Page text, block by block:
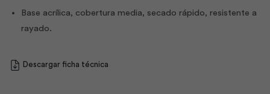
Base acrílica, cobertura media, secado rápido, resistente a
rayado.
Descargar ficha técnica